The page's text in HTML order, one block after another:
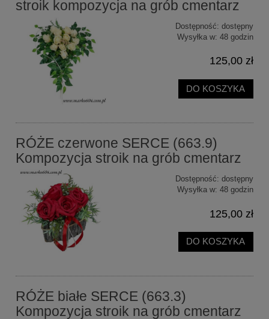
stroik kompozycja na grób cmentarz
Dostępność: dostępny
Wysyłka w: 48 godzin
125,00 zł
DO KOSZYKA
RÓŻE czerwone SERCE (663.9)
Kompozycja stroik na grób cmentarz
Dostępność: dostępny
Wysyłka w: 48 godzin
125,00 zł
DO KOSZYKA
RÓŻE białe SERCE (663.3)
Kompozycja stroik na grób cmentarz